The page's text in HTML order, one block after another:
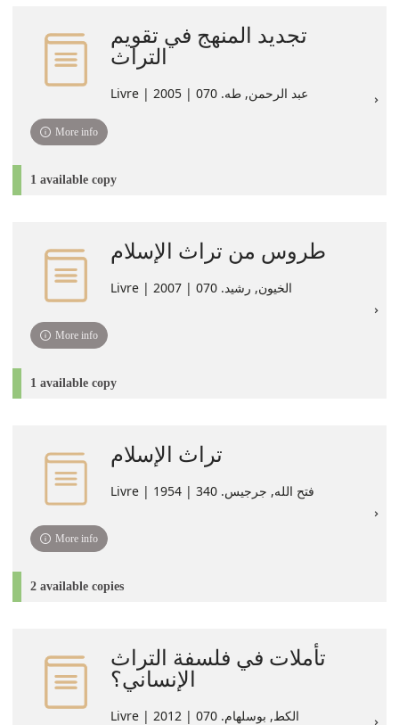
تجديد المنهج في تقويم
التراث
Livre | عبد الرحمن, طه. 070 | 2005
More info
1 available copy
طروس من تراث الإسلام
Livre | الخيون, رشيد. 070 | 2007
More info
1 available copy
تراث الإسلام
Livre | فتح الله, جرجيس. 340 | 1954
More info
2 available copies
تأملات في فلسفة التراث
الإنساني؟
Livre | الكط, بوسلهام. 070 | 2012